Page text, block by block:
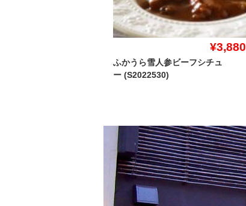
¥3,880
ふかうら雪人参ビーフシチュ
ー (S2022530)